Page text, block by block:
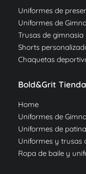
Uniformes de
Uniformes de
Trusas de
Shorts
Chaquetas
Bold&Grit
Home
Uniformes de
Uniformes de
Uniformes y trusas
Ropa de baile y